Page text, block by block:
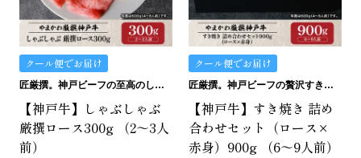
クール便でお届け
匠厳撰。神戸ビーフの至高のしゃぶしゃぶ用ロースです。
【神戸牛】しゃぶしゃぶ
厳撰ロース300g （2～3人
前）
クール便でお届け
匠厳撰。神戸ビーフの贅沢すき焼きセットです。
【神戸牛】すき焼き 詰め
合わせセット（ロース×
赤身）900g （6～9人前）